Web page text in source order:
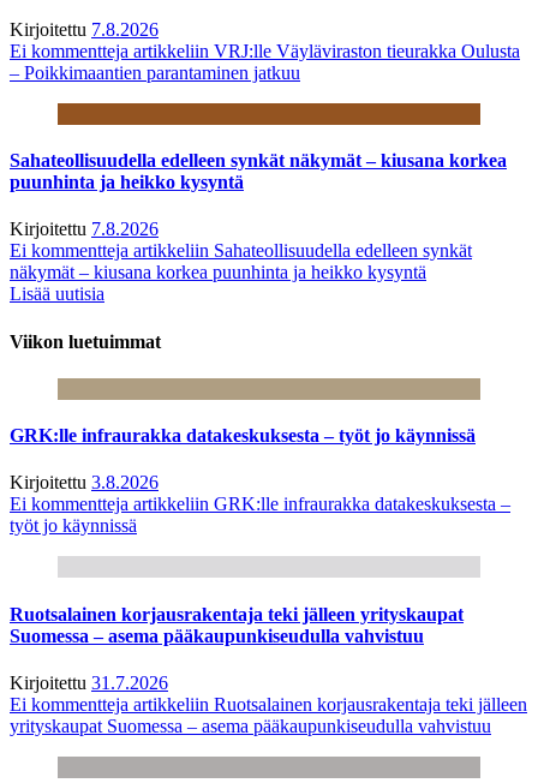
Kirjoitettu 7.8.2026
Ei kommentteja artikkeliin VRJ:lle Väyläviraston tieurakka Oulusta
– Poikkimaantien parantaminen jatkuu
Sahateollisuudella edelleen synkät näkymät – kiusana korkea
puunhinta ja heikko kysyntä
Kirjoitettu 7.8.2026
Ei kommentteja artikkeliin Sahateollisuudella edelleen synkät
näkymät – kiusana korkea puunhinta ja heikko kysyntä
Lisää uutisia
Viikon luetuimmat
GRK:lle infraurakka datakeskuksesta – työt jo käynnissä
Kirjoitettu 3.8.2026
Ei kommentteja artikkeliin GRK:lle infraurakka datakeskuksesta –
työt jo käynnissä
Ruotsalainen korjausrakentaja teki jälleen yrityskaupat
Suomessa – asema pääkaupunkiseudulla vahvistuu
Kirjoitettu 31.7.2026
Ei kommentteja artikkeliin Ruotsalainen korjausrakentaja teki jälleen
yrityskaupat Suomessa – asema pääkaupunkiseudulla vahvistuu